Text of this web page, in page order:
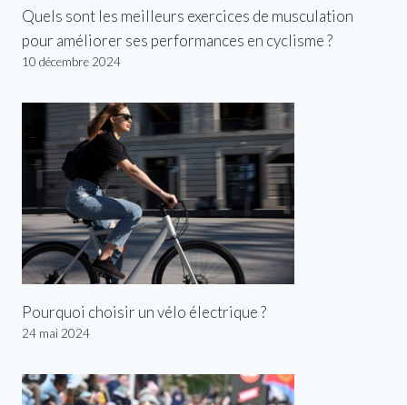
Quels sont les meilleurs exercices de musculation
pour améliorer ses performances en cyclisme ?
10 décembre 2024
Pourquoi choisir un vélo électrique ?
24 mai 2024